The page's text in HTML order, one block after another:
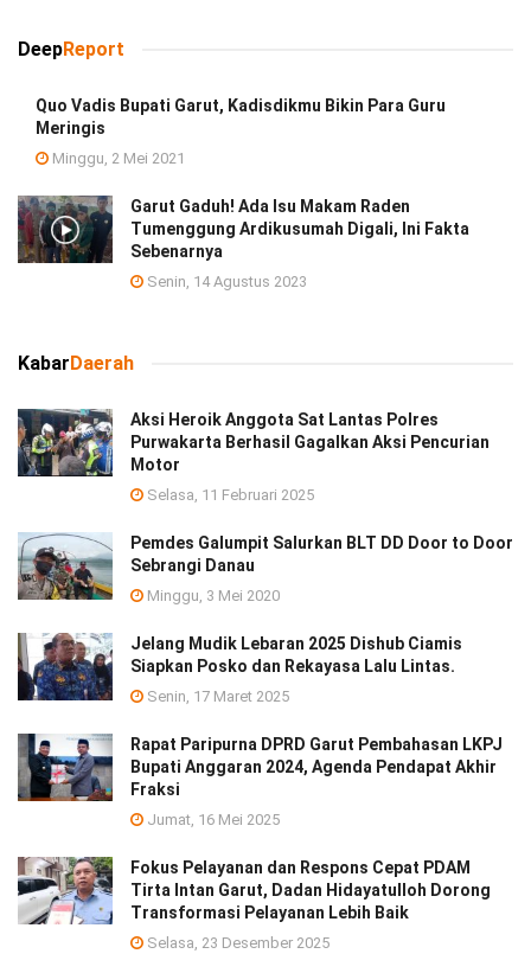
DeepReport
Quo Vadis Bupati Garut, Kadisdikmu Bikin Para Guru
Meringis
Minggu, 2 Mei 2021
Garut Gaduh! Ada Isu Makam Raden
Tumenggung Ardikusumah Digali, Ini Fakta
Sebenarnya
Senin, 14 Agustus 2023
KabarDaerah
Aksi Heroik Anggota Sat Lantas Polres
Purwakarta Berhasil Gagalkan Aksi Pencurian
Motor
Selasa, 11 Februari 2025
Pemdes Galumpit Salurkan BLT DD Door to Door
Sebrangi Danau
Minggu, 3 Mei 2020
Jelang Mudik Lebaran 2025 Dishub Ciamis
Siapkan Posko dan Rekayasa Lalu Lintas.
Senin, 17 Maret 2025
Rapat Paripurna DPRD Garut Pembahasan LKPJ
Bupati Anggaran 2024, Agenda Pendapat Akhir
Fraksi
Jumat, 16 Mei 2025
Fokus Pelayanan dan Respons Cepat PDAM
Tirta Intan Garut, Dadan Hidayatulloh Dorong
Transformasi Pelayanan Lebih Baik
Selasa, 23 Desember 2025